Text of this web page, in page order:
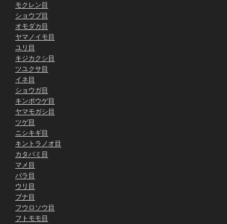
モクレン目
ショウブ目
オモダカ目
ヤマノイモ目
ユリ目
キジカクシ目
ツユクサ目
イネ目
ショウガ目
キンポウゲ目
ヤマモガシ目
ツゲ目
ニシキギ目
キントラノオ目
カタバミ目
マメ目
バラ目
ウリ目
ブナ目
フウロソウ目
フトモモ目